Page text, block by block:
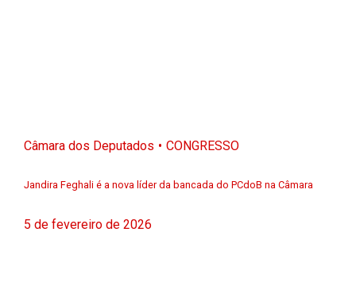
Câmara dos Deputados CONGRESSO
Jandira Feghali é a nova líder da bancada do PCdoB na Câmara
5 de fevereiro de 2026